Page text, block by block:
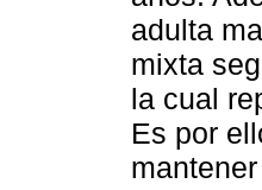
adulta
mixta
la cual
Es por